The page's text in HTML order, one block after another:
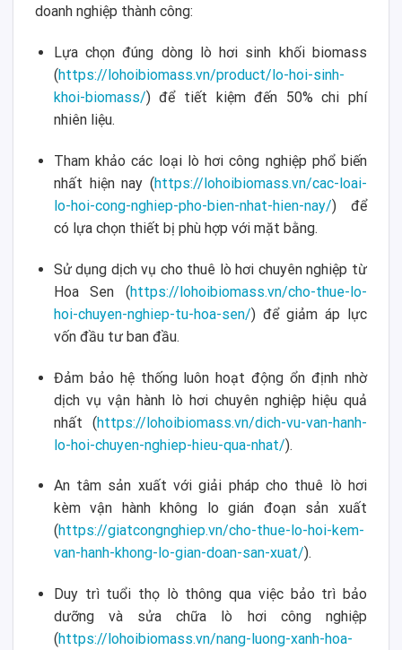
doanh nghiệp thành công:
Lựa chọn đúng dòng lò hơi sinh khối biomass
(https://lohoibiomass.vn/product/lo-hoi-sinh-
khoi-biomass/) để tiết kiệm đến 50% chi phí
nhiên liệu.
Tham khảo các loại lò hơi công nghiệp phổ biến
nhất hiện nay (https://lohoibiomass.vn/cac-loai-
lo-hoi-cong-nghiep-pho-bien-nhat-hien-nay/) để
có lựa chọn thiết bị phù hợp với mặt bằng.
Sử dụng dịch vụ cho thuê lò hơi chuyên nghiệp từ
Hoa Sen (https://lohoibiomass.vn/cho-thue-lo-
hoi-chuyen-nghiep-tu-hoa-sen/) để giảm áp lực
vốn đầu tư ban đầu.
Đảm bảo hệ thống luôn hoạt động ổn định nhờ
dịch vụ vận hành lò hơi chuyên nghiệp hiệu quả
nhất (https://lohoibiomass.vn/dich-vu-van-hanh-
lo-hoi-chuyen-nghiep-hieu-qua-nhat/).
An tâm sản xuất với giải pháp cho thuê lò hơi
kèm vận hành không lo gián đoạn sản xuất
(https://giatcongnghiep.vn/cho-thue-lo-hoi-kem-
van-hanh-khong-lo-gian-doan-san-xuat/).
Duy trì tuổi thọ lò thông qua việc bảo trì bảo
dưỡng và sửa chữa lò hơi công nghiệp
(https://lohoibiomass.vn/nang-luong-xanh-hoa-